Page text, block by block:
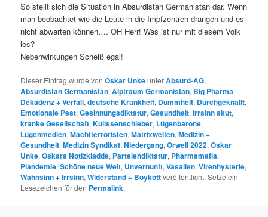
So stellt sich die Situation in Absurdistan Germanistan dar. Wenn
man beobachtet wie die Leute in die Impfzentren drängen und es
nicht abwarten können…. OH Herr! Was ist nur mit diesem Volk
los?
Nebenwirkungen Scheiß egal!
Dieser Eintrag wurde vonOskar UnkeunterAbsurd-AG,
Absurdistan Germanistan,Alptraum Germanistan, Big Pharma,
Dekadenz + Verfall,deutsche Krankheit, Dummheit, Durchgeknallt,
Emotionale Pest,Gesinnungsdiktatur,Gesundheit,Irrsinn akut,
kranke Gesellschaft,Kulissenschieber, Lügenbarone,
Lügenmedien,Machtterroristen,Matrixwelten,Medizin +
Gesundheit,Medizin Syndikat,Niedergang,Orwell 2022,Oskar
Unke,Oskars Notizkladde, Parteiendiktatur, Pharmamafia,
Plandemie,Schöne neue Welt, Unvernunft,Vasallen,Virenhysterie,
Wahnsinn + Irrsinn,Widerstand + Boykottveröffentlicht. Setze ein
Lesezeichen für den Permalink.